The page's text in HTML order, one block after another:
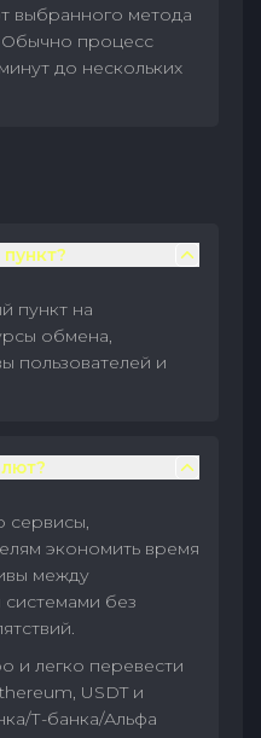
выбранного метода
Обычно процесс
до нескольких
пункт на
обмена,
пользователей и
сервисы,
экономить время
между
без
и легко перевести
USDT и
Т-банка/Альфа